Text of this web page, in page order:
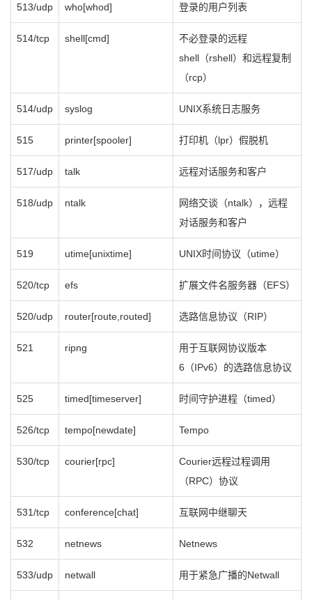
513/udp who[whod] 登录的用户列表
514/tcp shell[cmd]
不必登录的远程
shell（rshell）和远程复制
（rcp）
514/udp syslog UNIX系统日志服务
515 printer[spooler] 打印机（lpr）假脱机
517/udp talk 远程对话服务和客户
518/udp ntalk
网络交谈（ntalk），远程
对话服务和客户
519 utime[unixtime] UNIX时间协议（utime）
520/tcp efs 扩展文件名服务器（EFS）
520/udp router[route,routed] 选路信息协议（RIP）
521 ripng
用于互联网协议版本
6（IPv6）的选路信息协议
525 timed[timeserver] 时间守护进程（timed）
526/tcp tempo[newdate] Tempo
530/tcp courier[rpc]
Courier远程过程调用
（RPC）协议
531/tcp conference[chat] 互联网中继聊天
532 netnews Netnews
533/udp netwall 用于紧急广播的Netwall